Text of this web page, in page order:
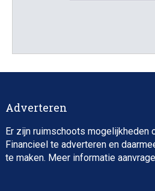
Director, Impact Investing
Adverteren
Er zijn ruimschoots mogelijkheden
Financieel te adverteren en
te maken. Meer informatie